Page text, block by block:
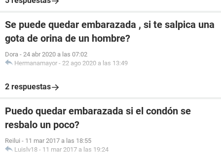
Se puede quedar embarazada , si te salpica una
gota de orina de un hombre?
Dora - 24 abr 2020 a las 07:02
Hermanamayor - 22 ago 2020 a las 13:49
2 respuestas
Puedo quedar embarazada si el condón se
resbalo un poco?
Reilui - 11 mar 2017 a las 18:55
Luislv18 - 11 mar 2017 a las 19:24